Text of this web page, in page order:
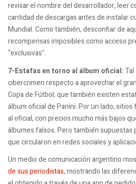
revisar el nombre del desarrollador, leer
cantidad de descargas antes de instalar
Mundial. Como también, desconfiar de
recompensas imposibles como acceso
“exclusivas".
7-Estafas en torno al álbum oficial:
cibercrimen respecto a aprovechar el
Copa de Fútbol, que también existen
álbum oficial de Panini. Por un lado,
al oficial, con precios mucho más bajos
álbumes falsos. Pero también
que circularon en redes sociales y
Un medio de comunicación argentino
de sus periodistas, mostrando las